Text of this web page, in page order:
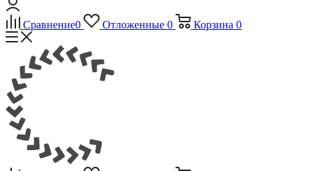
Сравнение0 Отложенные 0 Корзина 0